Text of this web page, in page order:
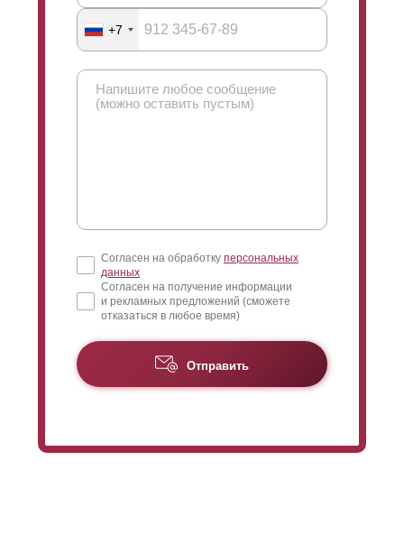
+7
Согласен на обработку персональных
данных
Согласен на получение информации
и рекламных предложений (сможете
отказаться в любое время)
Отправить